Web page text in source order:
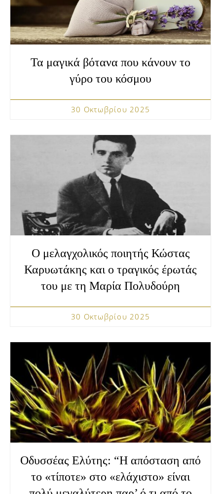
Τα μαγικά βότανα που κάνουν το
γύρο του κόσμου
30 Οκτωβρίου 2025
Ο μελαγχολικός ποιητής Κώστας
Καρυωτάκης και ο τραγικός έρωτάς
του με τη Μαρία Πολυδούρη
30 Οκτωβρίου 2025
Οδυσσέας Ελύτης: “Η απόσταση από
το «τίποτε» στο «ελάχιστο» είναι